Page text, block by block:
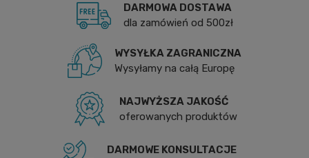
DARMOWA DOSTAWA
dla zamówień od 500zł
WYSYŁKA ZAGRANICZNA
Wysyłamy na całą Europę
NAJWYŻSZA JAKOŚĆ
oferowanych produktów
DARMOWE KONSULTACJE